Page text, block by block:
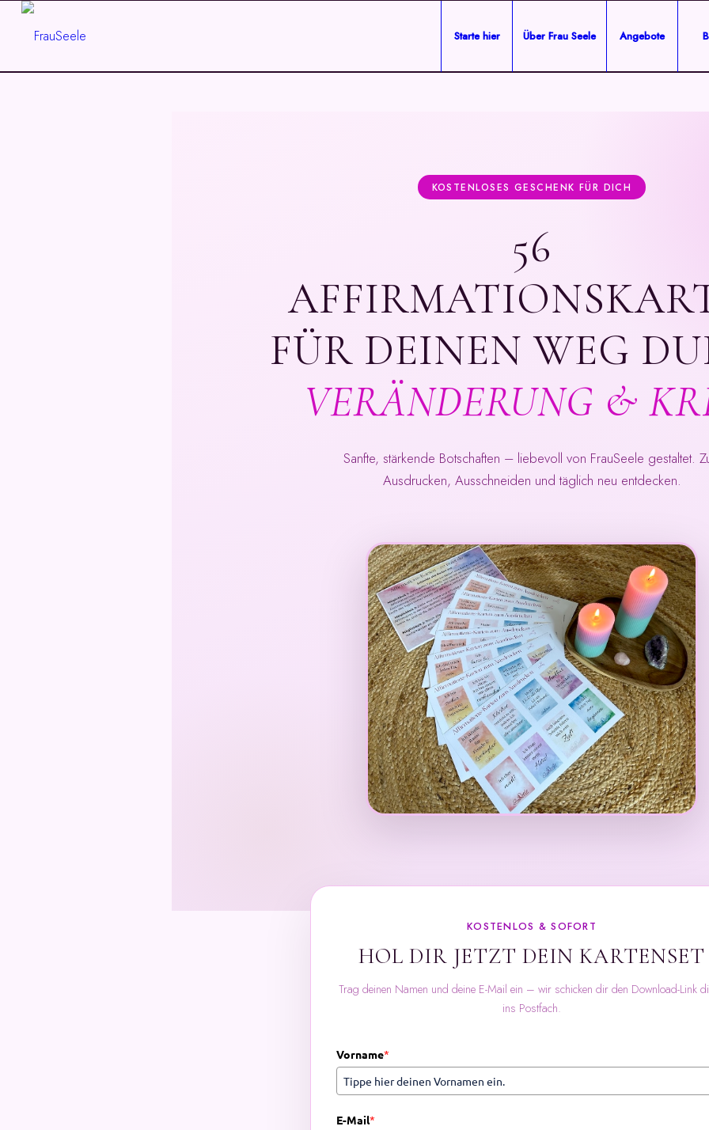
Starte hier Über Frau Seele Angebote
KOSTENLOSES GESCHENK FÜR DICH
56
FÜR DEINEN WEG
VERÄNDERUNG &
Sanfte, stärkende Botschaften – liebevoll von FrauSeele gestaltet.
Ausdrucken, Ausschneiden und täglich neu entdecken.
KOSTENLOS & SOFORT
HOL DIR JETZT DEIN KARTENSET
Trag deinen Namen und deine E-Mail ein – wir schicken dir den Download-Link
ins Postfach.
Vorname*
E-Mail*